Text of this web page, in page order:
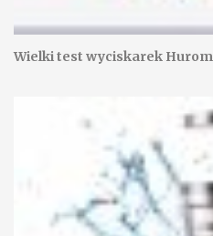
Wielki test wyciskarek Hurom